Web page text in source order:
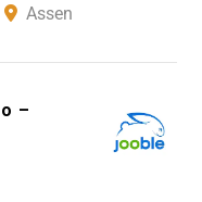
Assen
–